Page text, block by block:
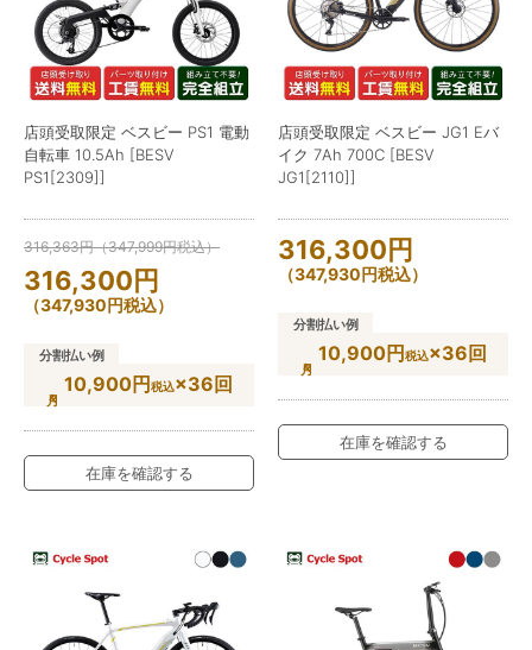
店頭受取限定 ベスビー PS1 電動
自転車 10.5Ah [BESV
PS1[2309]]
316,363円（347,999円税込）
316,300円
（347,930円税込）
分割払い例
10,900円税込×36回
在庫を確認する
店頭受取限定 ベスビー JG1 Eバ
イク 7Ah 700C [BESV
JG1[2110]]
316,300円
（347,930円税込）
分割払い例
10,900円税込×36回
在庫を確認する